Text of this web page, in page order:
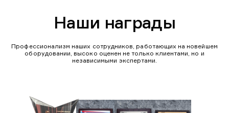
Наши награды
Профессионализм наших сотрудников, работающих на новейшем
оборудовании, высоко оценен не только клиентами, но и
независимыми экспертами.